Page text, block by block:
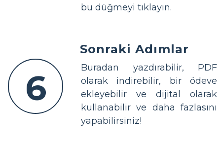
bu düğmeyi tıklayın.
6
Sonraki Adımlar
Buradan yazdırabilir, PDF
olarak indirebilir, bir ödeve
ekleyebilir ve dijital olarak
kullanabilir ve daha fazlasını
yapabilirsiniz!